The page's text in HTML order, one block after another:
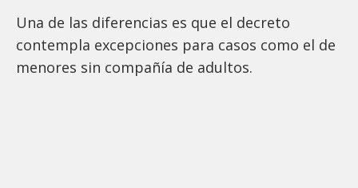
Una de las diferencias es que el decreto
contempla excepciones para casos como el de
menores sin compañía de adultos.